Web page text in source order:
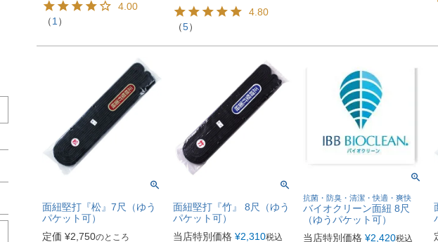
4.00
（1 ）
4.80
（5）
面紐堅打『松』7尺（ゆう
パケット可）
定価 ¥2,750のところ
面紐堅打『竹』 8尺（ゆう
パケット可）
当店特別価格 ¥2,310税込
抗菌・防臭・清潔・快適・爽快
バイオクリーン面紐 8尺
（ゆうパケット可）
当店特別価格 ¥2,420税込